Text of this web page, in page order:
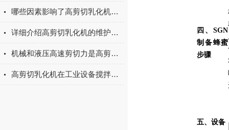
哪些因素影响了高剪切乳化机的剪切细度
详细介绍高剪切乳化机的维护保养工作
机械和液压高速剪切力是高剪切乳化机工作的关键
高剪切乳化机在工业设备搅拌系统中有重要作用
四、SGN
制备蜂蜜
步骤
五、设备